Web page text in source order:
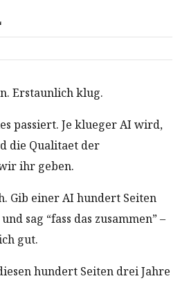
Erstaunlich klug.
passiert. Je klueger AI wird,
die Qualitaet der
ihr geben.
Gib einer AI hundert Seiten
sag “fass das zusammen” –
gut.
hundert Seiten drei Jahre